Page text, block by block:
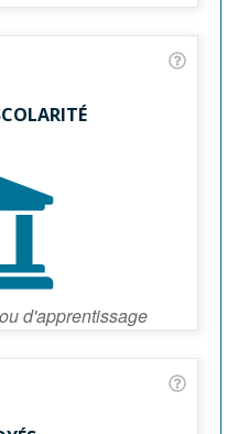
d'apprentissage